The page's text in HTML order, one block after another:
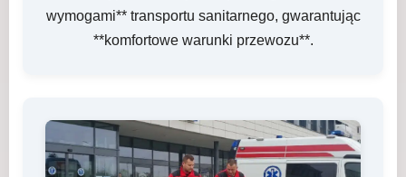
wymogami** transportu sanitarnego, gwarantując
**komfortowe warunki przewozu**.